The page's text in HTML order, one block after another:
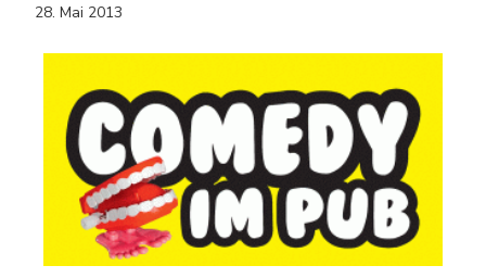
28. Mai 2013